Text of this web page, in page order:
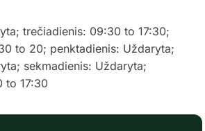
trečiadienis: 09:30 to 17:30;
to 20; penktadienis: Uždaryta;
sekmadienis: Uždaryta;
to 17:30